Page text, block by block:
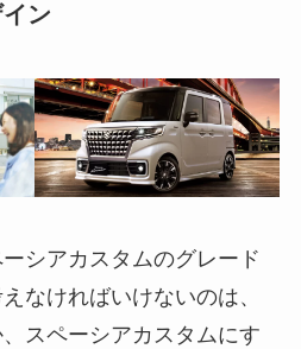
ン
シアカスタムのグレード
なければいけないのは、
スペーシアカスタムにす